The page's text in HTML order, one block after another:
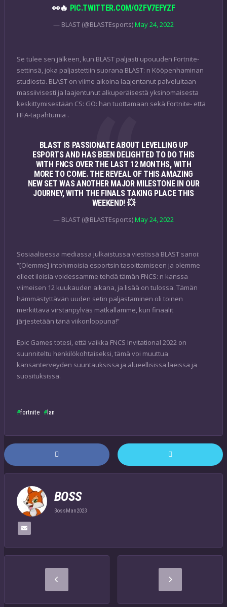
👀🔥 PIC.TWITTER.COM/OZFV7EFYZF
— BLAST (@BLASTEsports)May 24, 2022
Se tulee sen jälkeen, kun BLAST paljasti upouuden Fortnite-
settinsä, joka paljastettiin suorana BLAST: n Kööpenhaminan
studiosta. BLAST on viime aikoina laajentanut palveluitaan
massiivisesti ja laajentunut alkuperäisestä yksinomaisesta
keskittymisestään CS: GO: han tuottamaan sekä Fortnite- että
FIFA-tapahtumia .
BLAST IS PASSIONATE ABOUT LEVELLING UP
ESPORTS AND HAS BEEN DELIGHTED TO DO THIS
WITH FNCS OVER THE LAST 12 MONTHS, WITH
MORE TO COME. THE REVEAL OF THIS AMAZING
NEW SET WAS ANOTHER MAJOR MILESTONE IN OUR
JOURNEY, WITH THE FINALS TAKING PLACE THIS
WEEKEND! 💥
— BLAST (@BLASTEsports)May 24, 2022
Sosiaalisessa mediassa julkaistussa viestissä BLAST sanoi:
“[Olemme] intohimoisia esportsin tasoittamiseen ja olemme
olleet iloisia voidessamme tehdä tämän FNCS: n kanssa
viimeisen 12 kuukauden aikana, ja lisää on tulossa. Tämän
hämmästyttävän uuden setin paljastaminen oli toinen
merkittävä virstanpylväs matkallamme, kun finaalit
järjestetään tänä viikonloppuna!”
Epic Games totesi, että vaikka FNCS Invitational 2022 on
suunniteltu henkilökohtaiseksi, tämä voi muuttua
kansanterveyden suuntauksissa ja alueellisissa laeissa ja
suosituksissa.
fortnite lan
BOSS
BossMan2023